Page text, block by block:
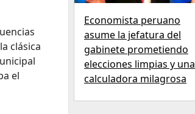
clásica
el
Economista peruano
asume la jefatura del
gabinete prometiendo
elecciones limpias y una
calculadora milagrosa